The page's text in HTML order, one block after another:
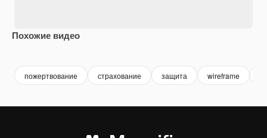
Похожие видео
пожертвование страхование защита wireframe